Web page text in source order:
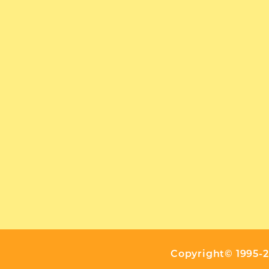
Copyright©